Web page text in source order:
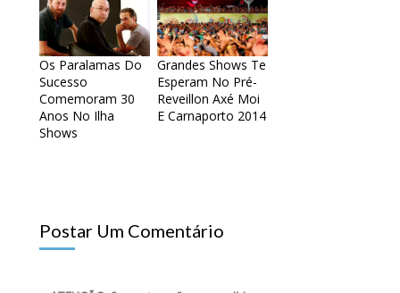
Os Paralamas Do
Sucesso
Comemoram 30
Anos No Ilha
Shows
Grandes Shows Te
Esperam No Pré-
Reveillon Axé Moi
E Carnaporto 2014
Postar Um Comentário